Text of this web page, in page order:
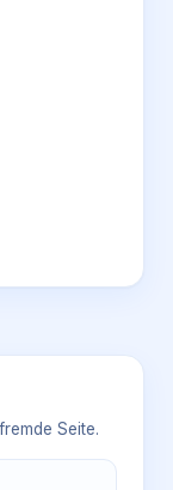
Seite.